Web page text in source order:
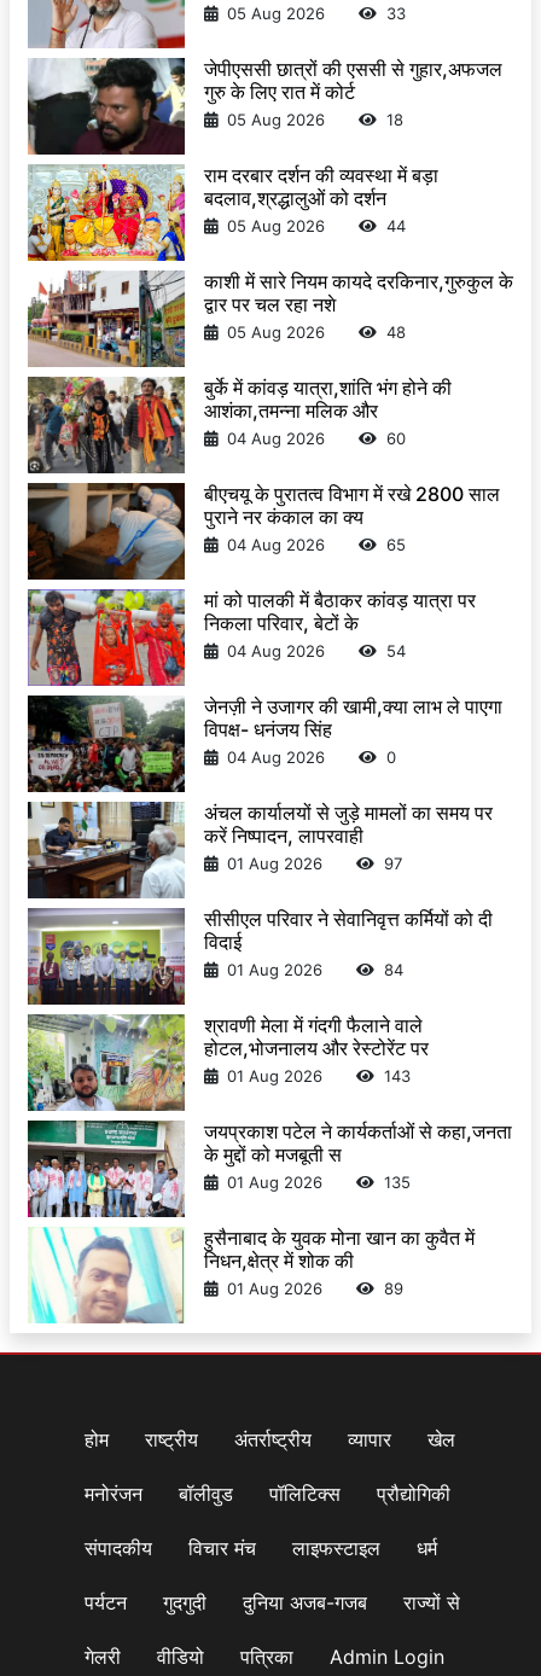
05 Aug 2026 33
जेपीएससी छात्रों की एससी से गुहार,अफजल
गुरु के लिए रात में कोर्ट
05 Aug 2026 18
राम दरबार दर्शन की व्यवस्था में बड़ा
बदलाव,श्रद्धालुओं को दर्शन
05 Aug 2026 44
काशी में सारे नियम कायदे दरकिनार,गुरुकुल के
द्वार पर चल रहा नशे
05 Aug 2026 48
बुर्के में कांवड़ यात्रा,शांति भंग होने की
आशंका,तमन्ना मलिक और
04 Aug 2026 60
बीएचयू के पुरातत्व विभाग में रखे 2800 साल
पुराने नर कंकाल का क्य
04 Aug 2026 65
मां को पालकी में बैठाकर कांवड़ यात्रा पर
निकला परिवार, बेटों के
04 Aug 2026 54
जेनज़ी ने उजागर की खामी,क्या लाभ ले पाएगा
विपक्ष- धनंजय सिंह
04 Aug 2026 0
अंचल कार्यालयों से जुड़े मामलों का समय पर
करें निष्पादन, लापरवाही
01 Aug 2026 97
सीसीएल परिवार ने सेवानिवृत्त कर्मियों को दी
विदाई
01 Aug 2026 84
श्रावणी मेला में गंदगी फैलाने वाले
होटल,भोजनालय और रेस्टोरेंट पर
01 Aug 2026 143
जयप्रकाश पटेल ने कार्यकर्ताओं से कहा,जनता
के मुद्दों को मजबूती स
01 Aug 2026 135
हुसैनाबाद के युवक मोना खान का कुवैत में
निधन,क्षेत्र में शोक की
01 Aug 2026 89
होम राष्ट्रीय अंतर्राष्ट्रीय व्यापार खेल
मनोरंजन बॉलीवुड पॉलिटिक्स प्रौद्योगिकी
संपादकीय विचार मंच लाइफस्टाइल धर्म
पर्यटन गुदगुदी दुनिया अजब-गजब राज्यों से
गेलरी वीडियो पत्रिका Admin Login